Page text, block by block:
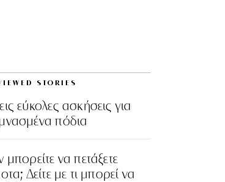
STORIES
εύκολες ασκήσεις για
πόδια
μπορείτε να πετάξετε
Δείτε με τι μπορεί να